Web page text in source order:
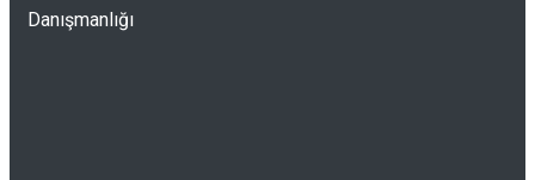
Danışmanlığı